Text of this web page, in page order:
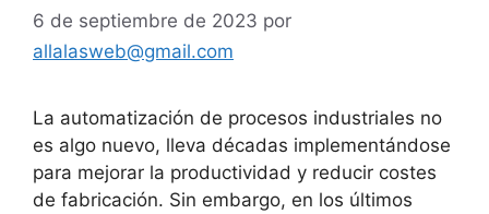
6 de septiembre de 2023 por
allalasweb@gmail.com
La automatización de procesos industriales no
es algo nuevo, lleva décadas implementándose
para mejorar la productividad y reducir costes
de fabricación. Sin embargo, en los últimos